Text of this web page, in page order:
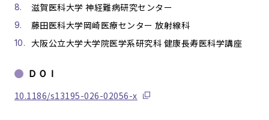
滋賀医科大学 神経難病研究センター
藤田医科大学岡崎医療センター 放射線科
大阪公立大学大学院医学系研究科 健康長寿医科学講座
ＤＯＩ
10.1186/s13195-026-02056-x